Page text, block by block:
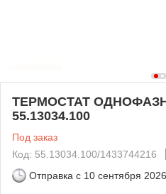
ТЕРМОСТАТ
55.13034.100
Под заказ
Код: 55.13034.100/1433744216
Отправка с 10 сентября 2026